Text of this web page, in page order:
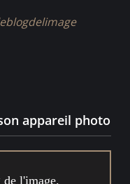
appareil photo
l'image.